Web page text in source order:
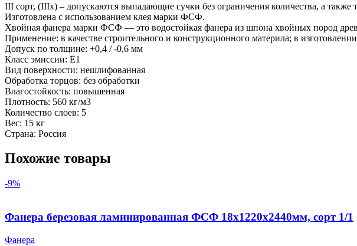
III сорт, (IIIx) – допускаются выпадающие сучки без ограничения количества, а
Изготовлена с использованием клея марки ФСФ.
Хвойная фанера марки ФСФ — это водостойкая фанера из шпона хвойных пород
Применение: в качестве строительного и конструкционного материла; в
Допуск по толщине: +0,4 / -0,6 мм
Класс эмиссии: Е1
Вид поверхности: нешлифованная
Обработка торцов: без обработки
Влагостойкость: повышенная
Плотность: 560 кг/м3
Количество слоев: 5
Вес: 15 кг
Страна: Россия
Похожие товары
-9%
Фанера березовая ламинированная ФСФ 18х1220х2440мм, сорт 1/1
Фанера